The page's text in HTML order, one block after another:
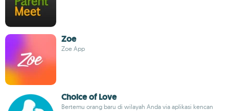
Zoe
Zoe App
Choice of Love
Bertemu orang baru di wilayah Anda via aplikasi kencan